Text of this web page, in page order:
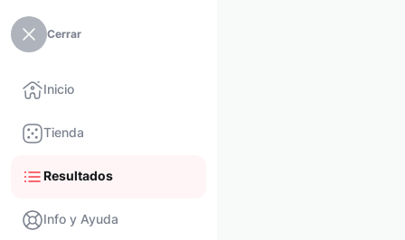
Cerrar
Inicio
Tienda
Resultados
Info y Ayuda